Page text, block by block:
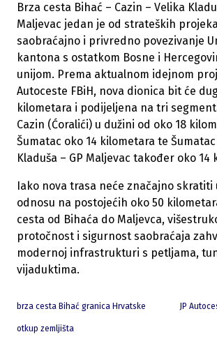
Brza cesta Bihać – Cazin – Velika
Maljevac jedan je od strateških
saobraćajno i privredno povezivanje
kantona s ostatkom Bosne i
unijom. Prema aktualnom idejnom
Autoceste FBiH, nova dionica bit će
kilometara i podijeljena na tri
Cazin (Ćoralići) u dužini od oko 18
Šumatac oko 14 kilometara te
Kladuša – GP Maljevac također oko 14
Iako nova trasa neće značajno skratiti
odnosu na postojećih oko 50
cesta od Bihaća do Maljevca,
protočnost i sigurnost saobraćaja
modernoj infrastrukturi s petljama,
vijaduktima.
brza cesta Bihać granica Hrvatske JP
otkup zemljišta